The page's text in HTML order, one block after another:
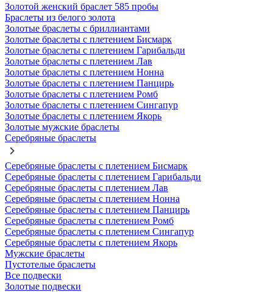
Золотой женский браслет 585 пробы
Браслеты из белого золота
Золотые браслеты с бриллиантами
Золотые браслеты с плетением Бисмарк
Золотые браслеты с плетением Гарибальди
Золотые браслеты с плетением Лав
Золотые браслеты с плетением Нонна
Золотые браслеты с плетением Панцирь
Золотые браслеты с плетением Ромб
Золотые браслеты с плетением Сингапур
Золотые браслеты с плетением Якорь
Золотые мужские браслеты
Серебряные браслеты
Серебряные браслеты с плетением Бисмарк
Серебряные браслеты с плетением Гарибальди
Серебряные браслеты с плетением Лав
Серебряные браслеты с плетением Нонна
Серебряные браслеты с плетением Панцирь
Серебряные браслеты с плетением Ромб
Серебряные браслеты с плетением Сингапур
Серебряные браслеты с плетением Якорь
Мужские браслеты
Пустотелые браслеты
Все подвески
Золотые подвески